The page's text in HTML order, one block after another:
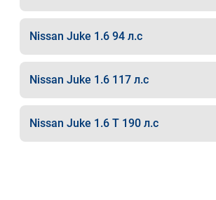
Nissan Juke 1.6 94 л.с
Nissan Juke 1.6 117 л.с
Nissan Juke 1.6 T 190 л.с